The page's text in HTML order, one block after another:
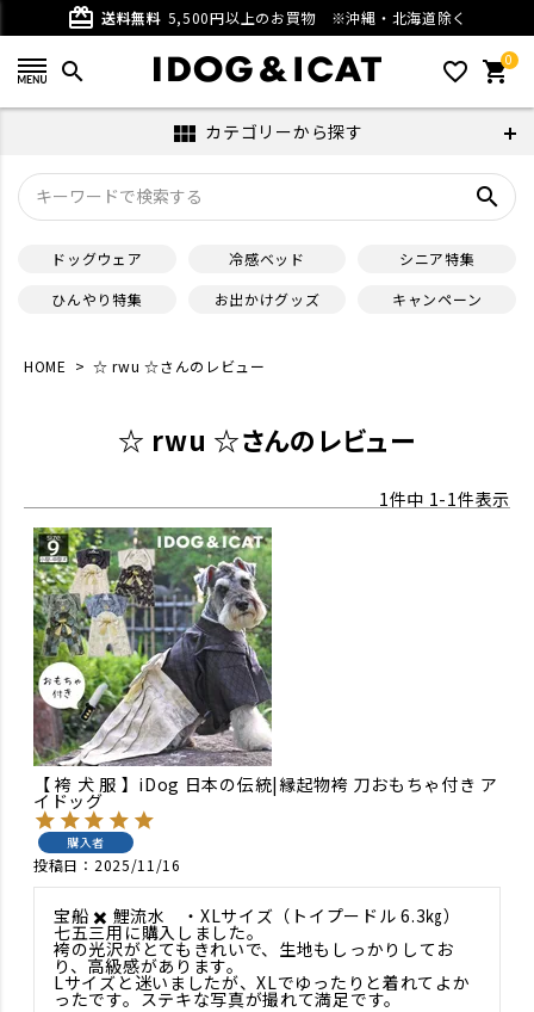
card_giftcard 送料無料 5,500円以上のお買物 ※沖縄・北海道除く
search favorite_outline 0
shopping_cart
view_module カテゴリーから探す
search
ドッグウェア 冷感ベッド
シニア特集
ひんやり特集
お出かけグッズ キャンペーン
HOME ☆ rwu ☆さんのレビュー
☆ rwu ☆さんのレビュー
1件中 1-1件表示
【 袴 犬 服 】iDog 日本の伝統|縁起物袴 刀おもちゃ付き ア
イドッグ
購入者
投稿日 2025/11/16
宝船 ✖️ 鯉流水　・XLサイズ（トイプードル 6.3㎏）
七五三用に購入しました。
袴の光沢がとてもきれいで、生地もしっかりしてお
り、高級感があります。
Lサイズと迷いましたが、XLでゆったりと着れてよか
ったです。ステキな写真が撮れて満足です。